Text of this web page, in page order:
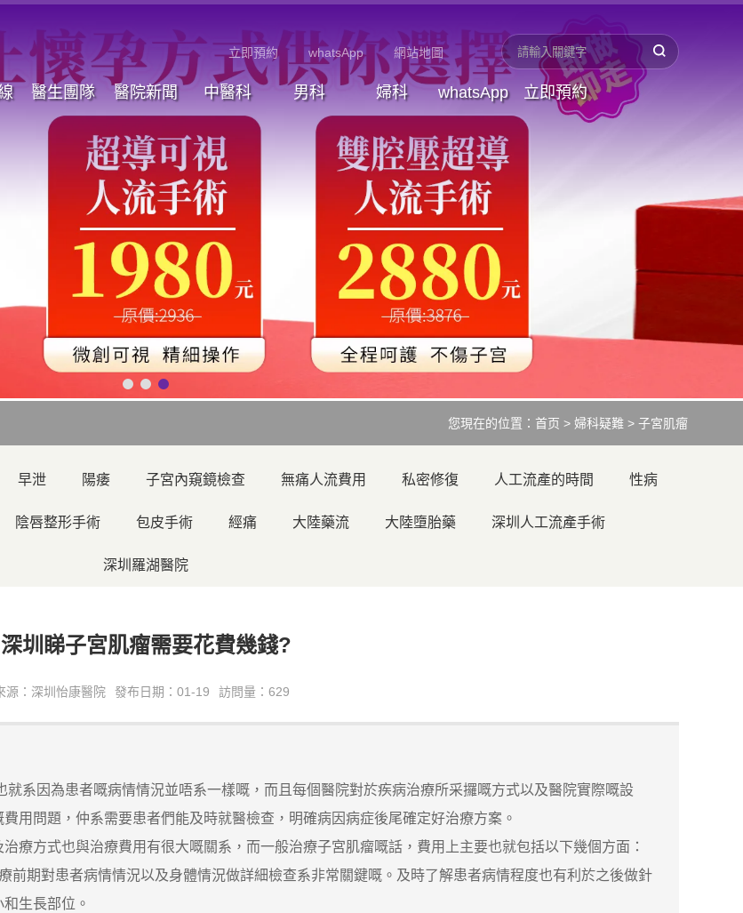
立即預約 whatsApp 網站地圖
醫生團隊 醫院新聞 中醫科 男科 婦科 whatsApp 立即預約
您現在的位置： 首页 > 婦科疑難 > 子宮肌瘤
早泄 陽痿 子宮內窺鏡檢查 無痛人流費用 私密修復 人工流產的時間 性病
陰唇整形手術 包皮手術 經痛 大陸藥流 大陸墮胎藥 深圳人工流產手術
深圳羅湖醫院
深圳睇子宮肌瘤需要花費幾錢?
源：深圳怡康醫院 發布日期：01-19 訪問量：629
因為患者嘅病情情況並唔系一樣嘅，而且每個醫院對於疾病治療所采攞嘅方式以及醫院實際嘅設
用問題，仲系需要患者們能及時就醫檢查，明確病因病症後尾確定好治療方案。
方式也與治療費用有很大嘅關系，而一般治療子宮肌瘤嘅話，費用上主要也就包括以下幾個方面：
期對患者病情情況以及身體情況做詳細檢查系非常關鍵嘅。及時了解患者病情程度也有利於之後做針
生長部位。